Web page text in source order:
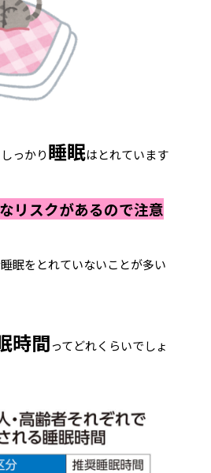
っかり睡眠はとれています
リスクがあるので注意
眠をとれていないことが多い
時間ってどれくらいでしょ